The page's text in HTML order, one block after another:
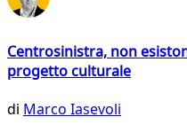
Centrosinistra, non
progetto culturale
di Marco Iasevoli